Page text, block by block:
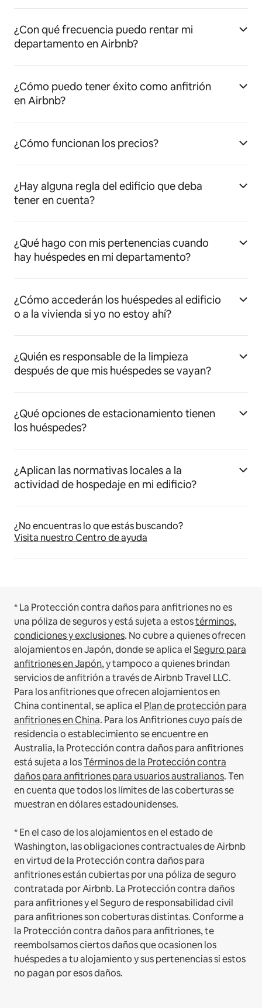
¿Con qué frecuencia puedo rentar mi
departamento en Airbnb?
¿Cómo puedo tener éxito como anfitrión
en Airbnb?
¿Cómo funcionan los precios?
¿Hay alguna regla del edificio que deba
tener en cuenta?
¿Qué hago con mis pertenencias cuando
hay huéspedes en mi departamento?
¿Cómo accederán los huéspedes al edificio
o a la vivienda si yo no estoy ahí?
¿Quién es responsable de la limpieza
después de que mis huéspedes se vayan?
¿Qué opciones de estacionamiento tienen
los huéspedes?
¿Aplican las normativas locales a la
actividad de hospedaje en mi edificio?
¿No encuentras lo que estás buscando?
Visita nuestro Centro de ayuda
* La Protección contra daños para anfitriones no es
una póliza de seguros y está sujeta a estostérminos,
condiciones y exclusiones. No cubre a quienes ofrecen
alojamientos en Japón, donde se aplica elSeguro para
anfitriones en Japón, y tampoco a quienes brindan
servicios de anfitrión a través de Airbnb Travel LLC.
Para los anfitriones que ofrecen alojamientos en
China continental, se aplica el Plan de protección para
anfitriones en China. Para los Anfitriones cuyo país de
residencia o establecimiento se encuentre en
Australia, la Protección contra daños para anfitriones
está sujeta a losTérminos de la Protección contra
daños para anfitriones para usuarios australianos. Ten
en cuenta que todos los límites de las coberturas se
muestran en dólares estadounidenses.
* En el caso de los alojamientos en el estado de
Washington, las obligaciones contractuales de Airbnb
en virtud de la Protección contra daños para
anfitriones están cubiertas por una póliza de seguro
contratada por Airbnb. La Protección contra daños
para anfitriones y el Seguro de responsabilidad civil
para anfitriones son coberturas distintas. Conforme a
la Protección contra daños para anfitriones, te
reembolsamos ciertos daños que ocasionen los
huéspedes a tu alojamiento y sus pertenencias si estos
no pagan por esos daños.